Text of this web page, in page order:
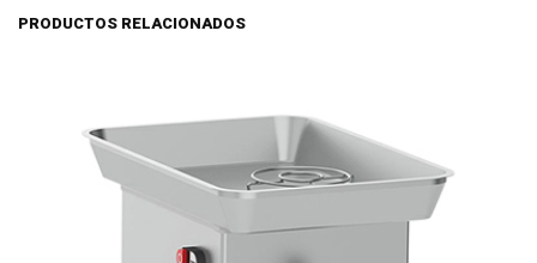
PRODUCTOS RELACIONADOS